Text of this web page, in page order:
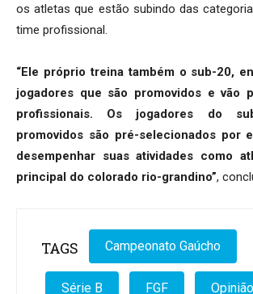
os atletas que estão subindo das
time profissional.
“Ele próprio treina também o sub-20,
jogadores que são promovidos e vão
profissionais. Os jogadores do
promovidos são pré-selecionados por
desempenhar suas atividades como
principal do colorado rio-grandino”,
TAGS Campeonato Gaúcho
Série B FGF Opinião